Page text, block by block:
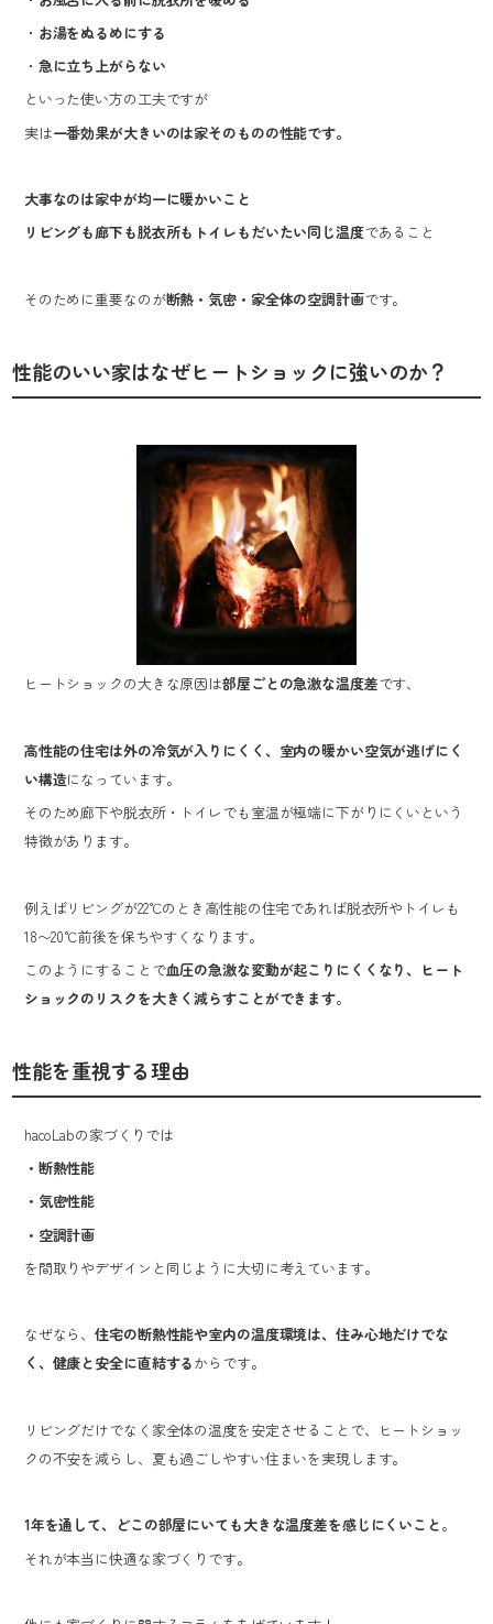
・ お湯をぬるめにする
・ 急に立ち上がらない
といった使い方の工夫ですが
実は一番効果が大きいのは家そのものの性能です。
大事なのは家中が均一に暖かいこと
リビングも廊下も脱衣所もトイレもだいたい同じ温度であること
そのために重要なのが断熱・気密・家全体の空調計画です。
性能のいい家はなぜヒートショックに強いのか？
ヒートショックの大きな原因は部屋ごとの急激な温度差です、
高性能の住宅は外の冷気が入りにくく、室内の暖かい空気が逃げにく
い構造になっています。
そのため廊下や脱衣所・トイレでも室温が極端に下がりにくいという
特徴があります。
例えばリビングが22℃のとき高性能の住宅であれば脱衣所やトイレも
18〜20℃前後を保ちやすくなります。
このようにすることで血圧の急激な変動が起こりにくくなり、ヒート
ショックのリスクを大きく減らすことができます。
性能を重視する理由
hacoLabの家づくりでは
・断熱性能
・気密性能
・空調計画
を間取りやデザインと同じように大切に考えています。
なぜなら、住宅の断熱性能や室内の温度環境は、住み心地だけでな
く、健康と安全に直結するからです。
リビングだけでなく家全体の温度を安定させることで、ヒートショッ
クの不安を減らし、夏も過ごしやすい住まいを実現します。
1年を通して、どこの部屋にいても大きな温度差を感じにくいこと。
それが本当に快適な家づくりです。